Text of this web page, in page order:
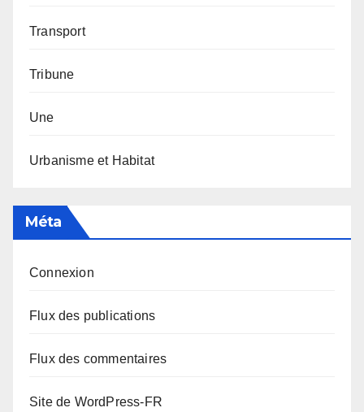
Transport
Tribune
Une
Urbanisme et Habitat
Méta
Connexion
Flux des publications
Flux des commentaires
Site de WordPress-FR